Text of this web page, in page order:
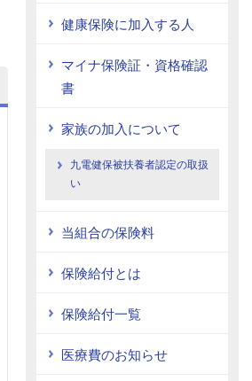
健康保険に加入する人
マイナ保険証・資格確認
書
家族の加入について
九電健保被扶養者認定の取扱
い
当組合の保険料
保険給付とは
保険給付一覧
医療費のお知らせ